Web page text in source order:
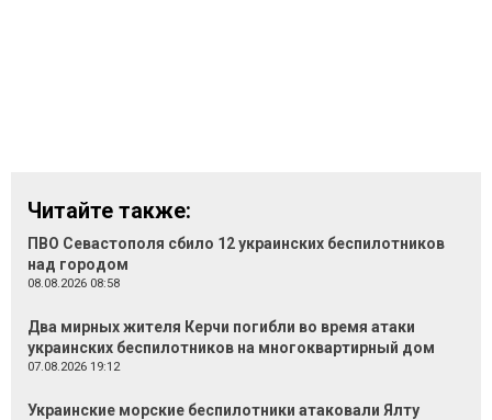
Читайте также:
ПВО Севастополя сбило 12 украинских беспилотников
над городом
08.08.2026 08:58
Два мирных жителя Керчи погибли во время атаки
украинских беспилотников на многоквартирный дом
07.08.2026 19:12
Украинские морские беспилотники атаковали Ялту